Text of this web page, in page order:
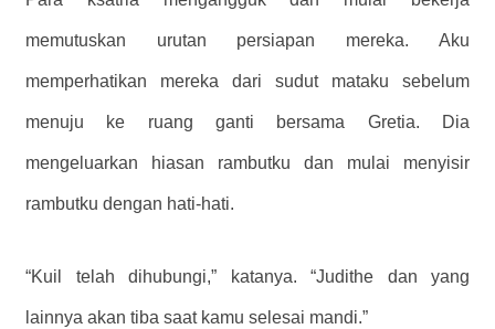
memutuskan urutan persiapan mereka. Aku
memperhatikan mereka dari sudut mataku sebelum
menuju ke ruang ganti bersama Gretia. Dia
mengeluarkan hiasan rambutku dan mulai menyisir
rambutku dengan hati-hati.
“Kuil telah dihubungi,” katanya. “Judithe dan yang
lainnya akan tiba saat kamu selesai mandi.”